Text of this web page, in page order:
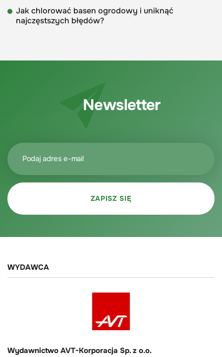
Jak chlorować basen ogrodowy i uniknąć
najczęstszych błędów?
Newsletter
WYDAWCA
Wydawnictwo AVT-Korporacja Sp. z o.o.